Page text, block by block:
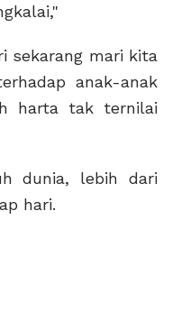
sekarang mari kita
anak-anak
harta tak ternilai
dunia, lebih dari
hari.